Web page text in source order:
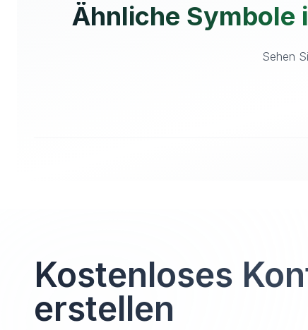
Ähnliche Symbole
Sehen
Kostenloses
erstellen